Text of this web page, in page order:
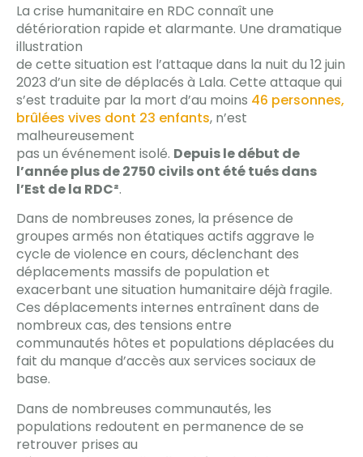
La crise humanitaire en RDC connaît une
détérioration rapide et alarmante. Une dramatique
illustration
de cette situation est l’attaque dans la nuit du 12 juin
2023 d’un site de déplacés à Lala. Cette attaque qui
s’est traduite par la mort d’au moins 46 personnes,
brûlées vives dont 23 enfants, n’est
malheureusement
pas un événement isolé. Depuis le début de
l’année plus de 2750 civils ont été tués dans
l’Est de la RDC².
Dans de nombreuses zones, la présence de
groupes armés non étatiques actifs aggrave le
cycle de violence en cours, déclenchant des
déplacements massifs de population et
exacerbant une situation humanitaire déjà fragile.
Ces déplacements internes entraînent dans de
nombreux cas, des tensions entre
communautés hôtes et populations déplacées du
fait du manque d’accès aux services sociaux de
base.
Dans de nombreuses communautés, les
populations redoutent en permanence de se
retrouver prises au